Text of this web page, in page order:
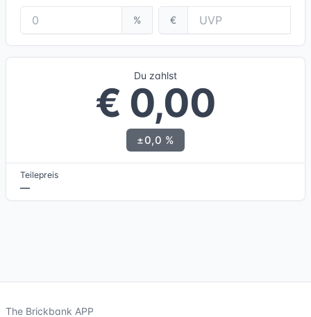
% €
Du zahlst
€ 0,00
±0,0 %
Teilepreis
—
The Brickbank APP